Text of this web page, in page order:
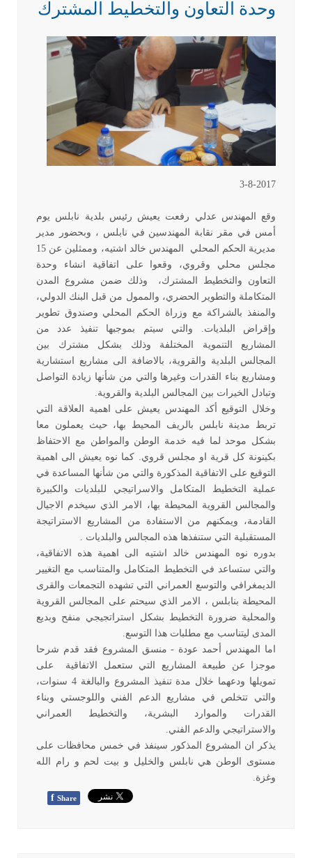
وحدة التعاون والتخطيط المشترك
3-8-2017
وقع المهندس عدلي رفعت يعيش رئيس بلدية نابلس يوم
أمس في مقر نقابة المهندسين في نابلس ، وبحضور مدير
مديرية الحكم المحلي المهندس خالد اشتيه، وممثلين عن 15
مجلس محلي وقروي، وقعوا على اتفاقية انشاء وحدة
التعاون والتخطيط المشترك، وذلك ضمن مشروع المدن
المتكاملة والتطوير الحضري، والممول من قبل البنك الدولي،
والمنفذ بالشراكة مع وزراة الحكم المحلي وصندوق تطوير
وإقراض البلديات. والتي سيتم بموجبها تنفيذ عدد من
المشاريع التنموية المختلفة وذلك بشكل مشترك بين
المجالس البلدية والقروية، بالاضافة الى مشاريع استشارية
ومشاريع بناء القدرات وغيرها والتي من شأنها زيادة التواصل
وتبادل الخيرات بين المجالس البلدية والقروية.
وخلال التوقيع أكد المهندس يعيش على اهمية العلاقة التي
تربط مدينة نابلس بالريف المحيط بها، حيث يعملون معا
بشكل موحد لما فيه خدمة الوطن والمواطن مع الاحتفاظ
بكينونة كل قرية او مجلس قروي. كما نوه يعيش الى اهمية
التوقيع على الاتفاقية المذكورة والتي من شأنها المساعدة في
عملية التخطيط المتكامل والاسراتيجي للبلديات والكبيرة
والمجالس القروية المحيطة بها، الامر الذي سيخدم الاجيال
القادمة، ويمكنهم من الاستفادة من المشاريع الاستراتيجة
المستقبلية التي ستنفذها هذه المجالس والبلديات .
بدوره نوه المهندس خالد اشتيه الى اهمية هذه الاتفاقية،
والتي ستساعد في التخطيط المتكامل والمتناسب مع التغيير
الديمغرافي والتوسع العمراني التي تشهده التجمعات والقرى
المحيطة بنابلس ، الامر الذي سيحتم على المجالس القروية
والمحلية ضرورة التخطيط بشكل استراتجيجي منفح وبديع
المدى ليتناسب مع مطلبات هذا التوسع.
اما المهندس أحمد عودة - منسق المشروع فقد قدم شرحا
موجزا عن طبيعة المشاريع التي ستعمل الاتفاقية على
تمويلها ودعهما خلال مدة تنفيذ المشروع والبالغة 4 سنوات،
والتي تتخلص في مشاريع الدعم الفني واللوجستي وبناء
القدرات والموارد البشرية، والتخطيط العمراني
والاستراتيجي والدعم الفني.
يذكر ان المشروع المذكور سينفذ في خمس محافظات على
مستوى الوطن هي نابلس والخليل و بيت لحم و رام الله
وغزة.
f Share